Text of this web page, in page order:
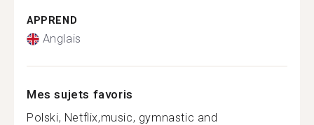
APPREND
Anglais
Mes sujets favoris
Polski, Netflix,music, gymnastic and